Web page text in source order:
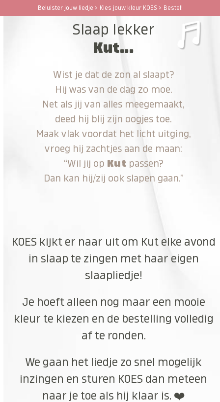
Beluister jouw liedje > Kies jouw kleur KOES > Bestel!
Open
Close
Slaap lekker
Kut...
Wist je dat de zon al slaapt?
Hij was van de dag zo moe.
Net als jij van alles meegemaakt,
deed hij blij zijn oogjes toe.
Maak vlak voordat het licht uitging,
vroeg hij zachtjes aan de maan:
“Wil jij op Kut passen?
Dan kan hij/zij ook slapen gaan.”
KOES kijkt er naar uit om Kut elke avond
in slaap te zingen met haar eigen
slaapliedje!
Je hoeft alleen nog maar een mooie
kleur te kiezen en de bestelling volledig
af te ronden.
We gaan het liedje zo snel mogelijk
inzingen en sturen KOES dan meteen
naar je toe als hij klaar is. ❤️